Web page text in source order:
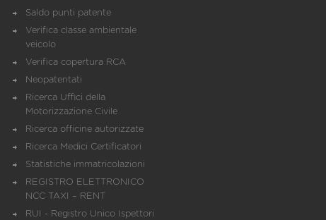
Saldo punti patente
Verifica classe ambientale
veicolo
Verifica copertura RCA
Neopatentati
Ricerca Uffici della
Motorizzazione Civile
Ricerca officine autorizzate
Ricerca Medici Certificatori
Statistiche immatricolazioni
REGISTRO ELETTRONICO
NCC TAXI – RENT
RUI - Registro Unico Ispettori